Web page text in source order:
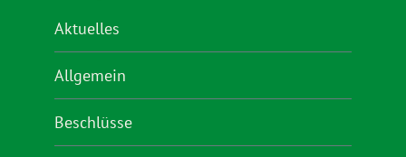
Aktuelles
Allgemein
Beschlüsse